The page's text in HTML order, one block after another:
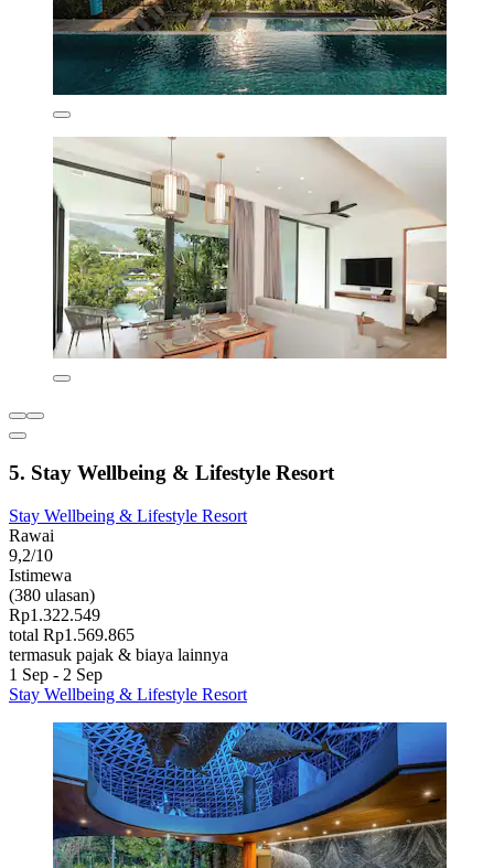
5. Stay Wellbeing & Lifestyle Resort
Stay Wellbeing & Lifestyle Resort
Rawai
9,2/10
Istimewa
(380 ulasan)
Rp1.322.549
total Rp1.569.865
termasuk pajak & biaya lainnya
1 Sep - 2 Sep
Stay Wellbeing & Lifestyle Resort